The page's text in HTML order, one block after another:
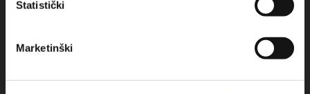
Statistički
Marketinški